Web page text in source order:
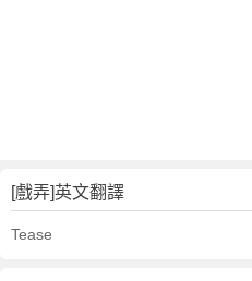
[戲弄]英文翻譯
Tease